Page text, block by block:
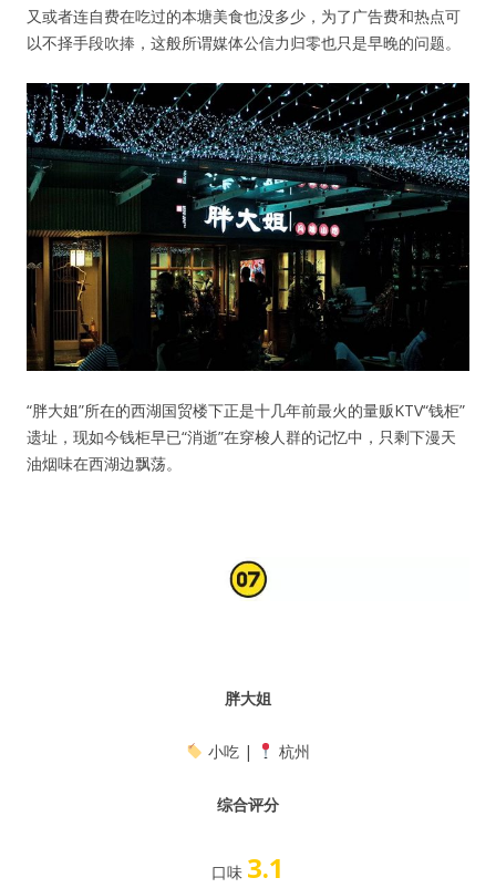
又或者连自费在吃过的本塘美食也没多少，为了广告费和热点可
以不择手段吹捧，这般所谓媒体公信力归零也只是早晚的问题。
“胖大姐”所在的西湖国贸楼下正是十几年前最火的量贩KTV“钱柜”
遗址，现如今钱柜早已“消逝”在穿梭人群的记忆中，只剩下漫天
油烟味在西湖边飘荡。
胖大姐
小吃 | 杭州
综合评分
口味 3.1